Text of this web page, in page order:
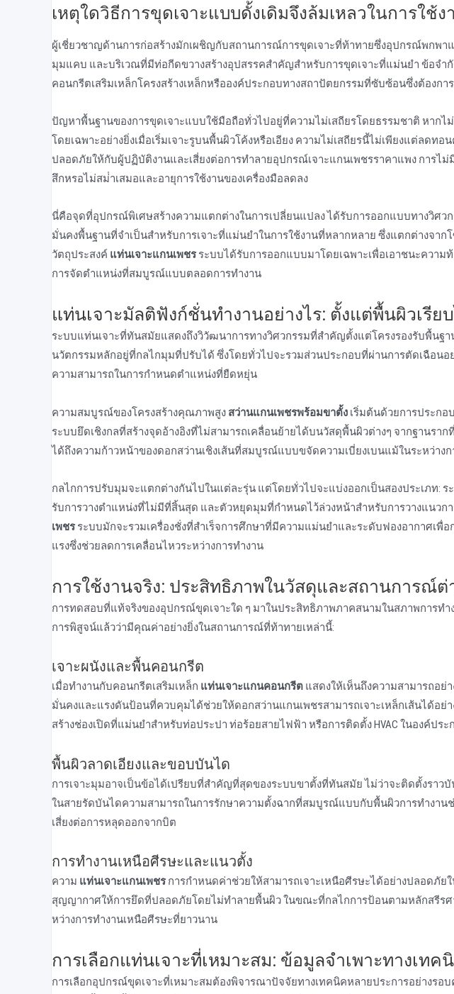
เหตุใดวิธีการขุดเจาะแบบดั้งเดิมจึงล้มเหลวในการใช้
ผู้เชี่ยวชาญด้านการก่อสร้างมักเผชิญกับสถานการณ์การขุดเจาะที่ท้าทายซึ่งอุปกรณ์พกพา
มุมแคบ และบริเวณที่มีท่อกีดขวางสร้างอุปสรรคสําคัญสําหรับการขุดเจาะที่แม่นยํา ข้อจํา
คอนกรีตเสริมเหล็กโครงสร้างเหล็กหรือองค์ประกอบทางสถาปัตยกรรมที่ซับซ้อนซึ่งต้องก
ปัญหาพื้นฐานของการขุดเจาะแบบใช้มือถือทั่วไปอยู่ที่ความไม่เสถียรโดยธรรมชาติ หากไ
โดยเฉพาะอย่างยิ่งเมื่อเริ่มเจาะรูบนพื้นผิวโค้งหรือเอียง ความไม่เสถียรนี้ไม่เพียงแต่ลดท
ปลอดภัยให้กับผู้ปฏิบัติงานและเสี่ยงต่อการทําลายอุปกรณ์เจาะแกนเพชรราคาแพง การไ
สึกหรอไม่สม่ําเสมอและอายุการใช้งานของเครื่องมือลดลง
นี่คือจุดที่อุปกรณ์พิเศษสร้างความแตกต่างในการเปลี่ยนแปลง ได้รับการออกแบบทางวิศวก
มั่นคงพื้นฐานที่จําเป็นสําหรับการเจาะที่แม่นยําในการใช้งานที่หลากหลาย ซึ่งแตกต่างจา
วัตถุประสงค์ แท่นเจาะแกนเพชรระบบได้รับการออกแบบมาโดยเฉพาะเพื่อเอาชนะความ
การจัดตําแหน่งที่สมบูรณ์แบบตลอดการทํางาน
แท่นเจาะมัลติฟังก์ชั่นทํางานอย่างไร: ตั้งแต่พื้นผิวเรีย
ระบบแท่นเจาะที่ทันสมัยแสดงถึงวิวัฒนาการทางวิศวกรรมที่สําคัญตั้งแต่โครงรองรับพื้น
นวัตกรรมหลักอยู่ที่กลไกมุมที่ปรับได้ ซึ่งโดยทั่วไปจะรวมส่วนประกอบที่ผ่านการตัดเฉือน
ความสามารถในการกําหนดตําแหน่งที่ยืดหยุ่น
ความสมบูรณ์ของโครงสร้างคุณภาพสูง สว่านแกนเพชรพร้อมขาตั้ง เริ่มต้นด้วยการประก
ระบบยึดเชิงกลที่สร้างจุดอ้างอิงที่ไม่สามารถเคลื่อนย้ายได้บนวัสดุพื้นผิวต่างๆ จากฐานรา
ได้ถึงความก้าวหน้าของดอกสว่านเชิงเส้นที่สมบูรณ์แบบขจัดความเบี่ยงเบนแม้ในระหว่างก
กลไกการปรับมุมจะแตกต่างกันไปในแต่ละรุ่น แต่โดยทั่วไปจะแบ่งออกเป็นสองประเภท:
รับการวางตําแหน่งที่ไม่มีที่สิ้นสุด และตัวหยุดมุมที่กําหนดไว้ล่วงหน้าสําหรับการวางแนวการ
เพชรระบบมักจะรวมเครื่องชั่งที่สําเร็จการศึกษาที่มีความแม่นยําและระดับฟองอากาศเพื่
แรงซึ่งช่วยลดการเคลื่อนไหวระหว่างการทํางาน
การใช้งานจริง: ประสิทธิภาพในวัสดุและสถานการณ์ต่
การทดสอบที่แท้จริงของอุปกรณ์ขุดเจาะใด ๆ มาในประสิทธิภาพภาคสนามในสภาพการทํ
การพิสูจน์แล้วว่ามีคุณค่าอย่างยิ่งในสถานการณ์ที่ท้าทายเหล่านี้:
เจาะผนังและพื้นคอนกรีต
เมื่อทํางานกับคอนกรีตเสริมเหล็ก แท่นเจาะแกนคอนกรีต แสดงให้เห็นถึงความสามารถอย่
มั่นคงและแรงดันป้อนที่ควบคุมได้ช่วยให้ดอกสว่านแกนเพชรสามารถเจาะเหล็กเส้นได้อ
สร้างช่องเปิดที่แม่นยําสําหรับท่อประปา ท่อร้อยสายไฟฟ้า หรือการติดตั้ง HVAC ในองค์ปร
พื้นผิวลาดเอียงและขอบบันได
การเจาะมุมอาจเป็นข้อได้เปรียบที่สําคัญที่สุดของระบบขาตั้งที่ทันสมัย ไม่ว่าจะติดตั้งราวบั
ในสายรัดบันไดความสามารถในการรักษาความตั้งฉากที่สมบูรณ์แบบกับพื้นผิวการทํางาน
เสี่ยงต่อการหลุดออกจากบิต
การทํางานเหนือศีรษะและแนวตั้ง
ความ แท่นเจาะแกนเพชรการกําหนดค่าช่วยให้สามารถเจาะเหนือศีรษะได้อย่างปลอดภัย
สุญญากาศให้การยึดที่ปลอดภัยโดยไม่ทําลายพื้นผิว ในขณะที่กลไกการป้อนตามหลักสรีร
หว่างการทํางานเหนือศีรษะที่ยาวนาน
การเลือกแท่นเจาะที่เหมาะสม: ข้อมูลจําเพาะทางเท
การเลือกอุปกรณ์ขุดเจาะที่เหมาะสมต้องพิจารณาปัจจัยทางเทคนิคหลายประการอย่างร